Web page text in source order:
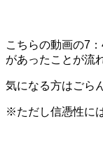
こちらの動画の7
があったことが流
気になる方はごら
※ただし信憑性に